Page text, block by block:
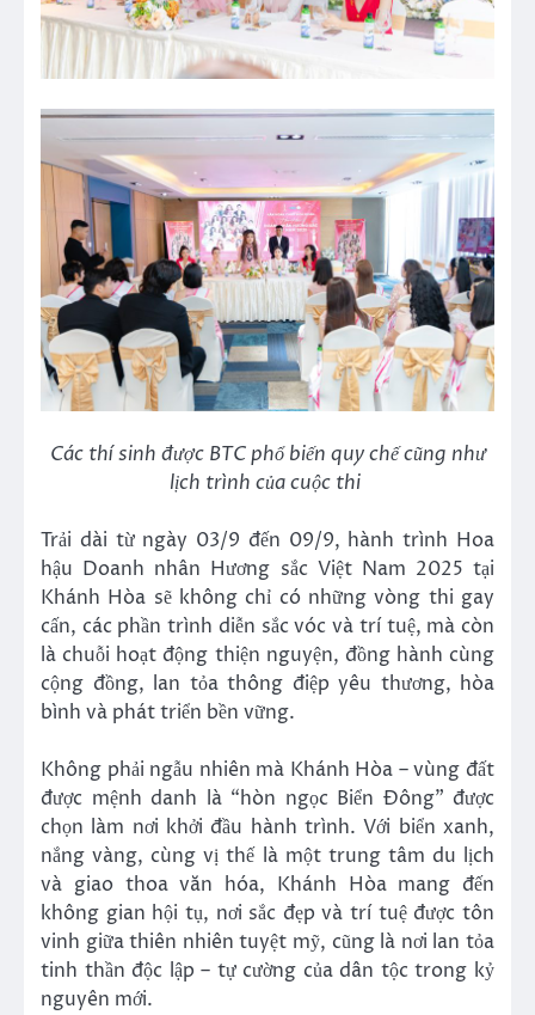
Các thí sinh được BTC phổ biến quy chế cũng như
lịch trình của cuộc thi
Trải dài từ ngày 03/9 đến 09/9, hành trình Hoa
hậu Doanh nhân Hương sắc Việt Nam 2025 tại
Khánh Hòa sẽ không chỉ có những vòng thi gay
cấn, các phần trình diễn sắc vóc và trí tuệ, mà còn
là chuỗi hoạt động thiện nguyện, đồng hành cùng
cộng đồng, lan tỏa thông điệp yêu thương, hòa
bình và phát triển bền vững.
Không phải ngẫu nhiên mà Khánh Hòa – vùng đất
được mệnh danh là “hòn ngọc Biển Đông” được
chọn làm nơi khởi đầu hành trình. Với biển xanh,
nắng vàng, cùng vị thế là một trung tâm du lịch
và giao thoa văn hóa, Khánh Hòa mang đến
không gian hội tụ, nơi sắc đẹp và trí tuệ được tôn
vinh giữa thiên nhiên tuyệt mỹ, cũng là nơi lan tỏa
tinh thần độc lập – tự cường của dân tộc trong kỷ
nguyên mới.